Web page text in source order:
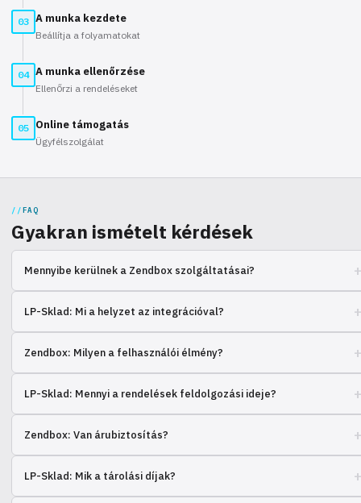
03 A munka kezdete
Beállítja a folyamatokat
04 A munka ellenőrzése
Ellenőrzi a rendeléseket
05 Online támogatás
Ügyfélszolgálat
FAQ
Gyakran ismételt kérdések
Mennyibe kerülnek a Zendbox szolgáltatásai?
Vegye fel velünk a kapcsolatot a számításhoz.
LP-Sklad: Mi a helyzet az integrációval?
Zendbox: Milyen a felhasználói élmény?
LP-Sklad: Mennyi a rendelések feldolgozási ideje?
Zendbox: Van árubiztosítás?
LP-Sklad: Mik a tárolási díjak?